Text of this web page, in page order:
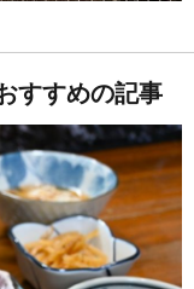
すすめの記事